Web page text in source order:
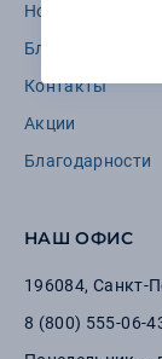
Новости
Блог
Контакты
Акции
Благодарности
НАШ ОФИС
196084, Санкт-
8 (800) 555-06-